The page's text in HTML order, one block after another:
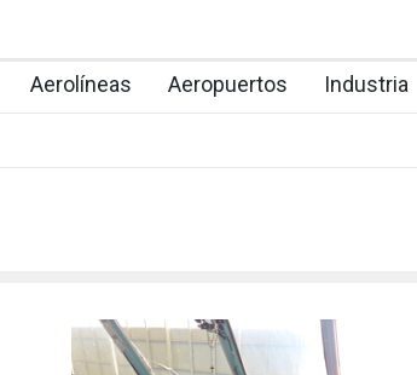
Aerolíneas Aeropuertos Industria